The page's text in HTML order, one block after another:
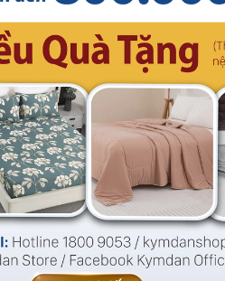
Nhận thêm ưu đãi hấp dẫn
khi mua sắm online tại:
Website mua sắm chính
hãng
kymdanshop.vn
App Kymdan Store
Tổng đài 1800 9053
Hỗ trợ trả góp 0% lãi suất
qua thẻ tín dụng (credit
card)(Xem chi tiết)